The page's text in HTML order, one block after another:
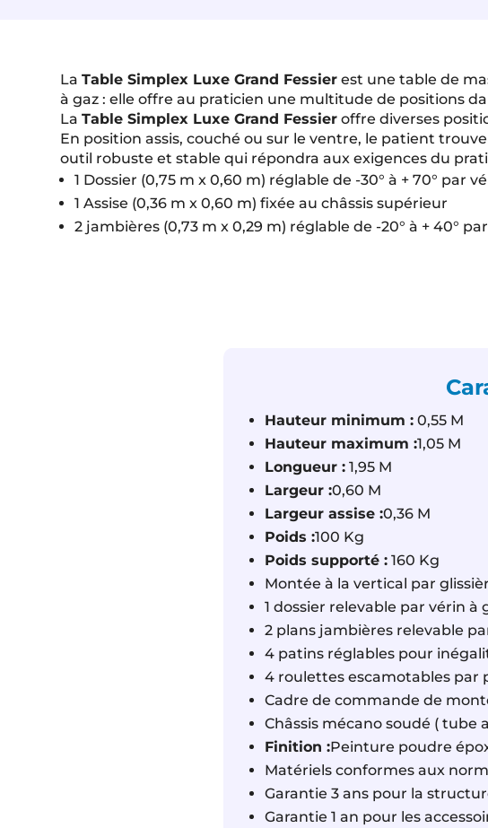
LaTable Simplex Luxe Grand Fessier est une table de
à gaz : elle offre au praticien une multitude de positions
LaTable Simplex Luxe Grand Fessier offre diverses
En position assis, couché ou sur le ventre, le patient
outil robuste et stable qui répondra aux exigences du
1 Dossier (0,75 m x 0,60 m) réglable de -30° à + 70°
1 Assise (0,36 m x 0,60 m) fixée au châssis supérieur
2 jambières (0,73 m x 0,29 m) réglable de -20° à + 40°
Hauteur minimum :0,55 M
Hauteur maximum :1,05 M
Longueur :1,95 M
Largeur :0,60 M
Largeur assise :0,36 M
Poids :100 Kg
Poids supporté :160 Kg
Montée à la vertical par
1 dossier relevable par vérin à
2 plans jambières relevable
4 patins réglables pour
4 roulettes escamotables par
Cadre de commande de
Châssis mécano soudé ( tube
Finition :Peinture poudre
Matériels conformes aux
Garantie 3 ans pour la
Garantie 1 an pour les